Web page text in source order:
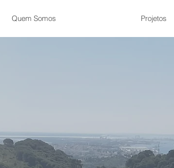
Quem Somos Projetos